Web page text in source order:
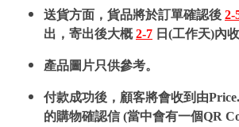
送貨方面，貨品將於訂單確認後 2-
出，寄出後大概2-7 日(工作天)內收
產品圖片只供參考。
付款成功後，顧客將會收到由
的購物確認信 (當中會有一個QR